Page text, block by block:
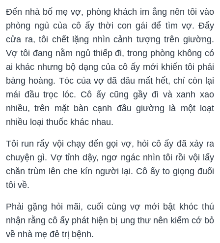
Đến nhà bố mẹ vợ, phòng khách im ắng nên tôi vào
phòng ngủ của cô ấy thời con gái để tìm vợ. Đẩy
cửa ra, tôi chết lặng nhìn cảnh tượng trên giường.
Vợ tôi đang nằm ngủ thiếp đi, trong phòng không có
ai khác nhưng bộ dạng của cô ấy mới khiến tôi phải
bàng hoàng. Tóc của vợ đã đâu mất hết, chỉ còn lại
mái đầu trọc lóc. Cô ấy cũng gầy đi và xanh xao
nhiều, trên mặt bàn cạnh đầu giường là một loạt
nhiều loại thuốc khác nhau.
Tôi run rẩy vội chạy đến gọi vợ, hỏi cô ấy đã xảy ra
chuyện gì. Vợ tỉnh dậy, ngơ ngác nhìn tôi rồi vội lấy
chăn trùm lên che kín người lại. Cô ấy to giọng đuổi
tôi về.
Phải gặng hỏi mãi, cuối cùng vợ mới bật khóc thú
nhận rằng cô ấy phát hiện bị ung thư nên kiếm cớ bỏ
về nhà mẹ đẻ trị bệnh.